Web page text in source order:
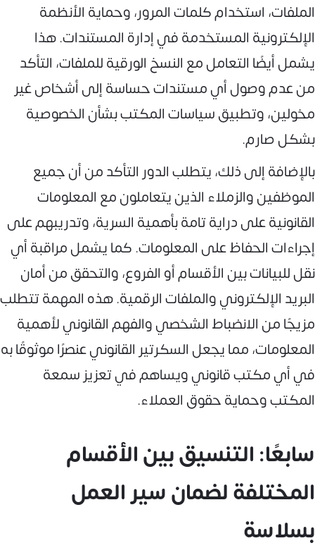
الملفات، استخدام كلمات المرور، وحماية الأنظمة
الإلكترونية المستخدمة في إدارة المستندات. هذا
يشمل أيضًا التعامل مع النسخ الورقية للملفات، التأكد
من عدم وصول أي مستندات حساسة إلى أشخاص غير
مخولين، وتطبيق سياسات المكتب بشأن الخصوصية
بشكل صارم.
بالإضافة إلى ذلك، يتطلب الدور التأكد من أن جميع
الموظفين والزملاء الذين يتعاملون مع المعلومات
القانونية على دراية تامة بأهمية السرية، وتدريبهم على
إجراءات الحفاظ على المعلومات. كما يشمل مراقبة أي
نقل للبيانات بين الأقسام أو الفروع، والتحقق من أمان
البريد الإلكتروني والملفات الرقمية. هذه المهمة تتطلب
مزيجًا من الانضباط الشخصي والفهم القانوني لأهمية
المعلومات، مما يجعل السكرتير القانوني عنصرًا موثوقًا به
في أي مكتب قانوني ويساهم في تعزيز سمعة
المكتب وحماية حقوق العملاء.
سابعًا: التنسيق بين الأقسام
المختلفة لضمان سير العمل
بسلاسة